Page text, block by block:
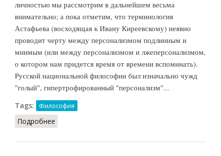
личностью мы рассмотрим в дальнейшем весьма
внимательно; а пока отметим, что терминология
Астафьева (восходящая к Ивану Киреевскому) неявно
проводит черту между персонализмом подлинным и
мнимым (или между персонализмом и лжеперсонализмом,
о котором нам придется время от времени вспоминать).
Русской национальной философии был изначально чужд
"голый", гипертрофированный "персонализм"...
Tags: Философия
Подробнее